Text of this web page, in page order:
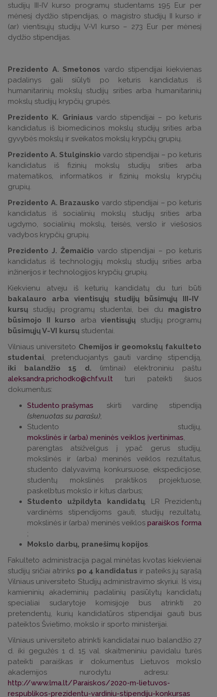
studijų III-IV kurso programų studentams 195 Eur per
mėnesį dydžio stipendijas, o magistro studijų II kurso ir
(ar) vientisųjų studijų V-VI kurso – 273 Eur per mėnesį
dydžio stipendijas.
Prezidento A. Smetonos vardo stipendijai kiekvienas
padalinys gali siūlyti po keturis kandidatus iš
humanitarinių mokslų studijų srities arba humanitarinių
mokslų studijų krypčių grupės.
Prezidento K. Griniaus vardo stipendijai – po keturis
kandidatus iš biomedicinos mokslų studijų srities arba
gyvybės mokslų ir sveikatos mokslų krypčių grupių.
Prezidento A. Stulginskio vardo stipendijai – po keturis
kandidatus iš fizinių mokslų studijų srities arba
matematikos, informatikos ir fizinių mokslų krypčių
grupių.
Prezidento A. Brazausko vardo stipendijai – po keturis
kandidatus iš socialinių mokslų studijų srities arba
ugdymo, socialinių mokslų, teisės, verslo ir viešosios
vadybos krypčių grupių.
Prezidento J. Žemaičio vardo stipendijai – po keturis
kandidatus iš technologijų mokslų studijų srities arba
inžinerijos ir technologijos krypčių grupių.
Kiekvienu atveju iš keturių kandidatų du turi būti
bakalauro arba vientisųjų studijų būsimųjų III-IV
kursų studijų programų studentai, bei du magistro
būsimojo II kurso arba vientisųjų studijų programų
būsimųjų V-VI kursų studentai.
Vilniaus universiteto Chemijos ir geomokslų fakulteto
studentai, pretenduojantys gauti vardinę stipendiją,
iki balandžio 15 d. (imtinai) elektroniniu paštu
turi pateikti šiuos
dokumentus:
Studento prašymas
skirti vardinę stipendiją
(skenuotas su parašu);
Studento studijų,
mokslinės ir (arba) meninės veiklos įvertinimas,
parengtas atsižvelgus į ypač gerus studijų,
mokslinės ir (arba) meninės veiklos rezultatus,
studento dalyvavimą konkursuose, ekspedicijose,
studentų mokslinės praktikos projektuose,
paskelbtus mokslo ir kitus darbus;
Studento užpildyta kandidatų, LR Prezidentų
vardinėms stipendijoms gauti, studijų rezultatų,
mokslinės ir (arba) meninės veiklos paraiškos forma
;
Mokslo darbų, pranešimų kopijos.
Fakulteto administracija pagal minėtas kvotas kiekvienai
studijų sričiai atrinks po 4 kandidatus ir pateiks jų sąrašą
Vilniaus universiteto Studijų administravimo skyriui. Iš visų
kamieninių akademinių padalinių pasiūlytų kandidatų
specialiai sudarytoje komisijoje bus atrinkti 20
pretendentų, kurių kandidatūros stipendijai gauti bus
pateiktos Švietimo, mokslo ir sporto ministerijai.
Vilniaus universiteto atrinkti kandidatai nuo balandžio 27
d. iki gegužės 1 d. 15 val. skaitmeniniu pavidalu turės
pateikti paraiškas ir dokumentus Lietuvos mokslo
akademijos nurodytu adresu:
http://www.lma.lt/Paraiskos/2020-m-lietuvos-
respublikos-prezidentu-vardiniu-stipendiju-konkursas